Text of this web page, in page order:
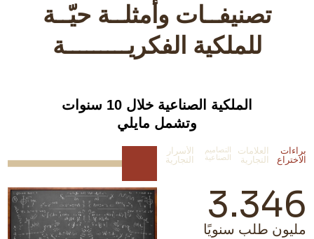
تصنيفــات وأمثلــة حيّــة
للملكية الفكريـــــــــة
الملكية الصناعية خلال 10 سنوات
وتشمل مايلي
براءات
الاختراع
العلامات
التجارية
التصاميم
الصناعية
الأسرار
التجارية
3.346
مليون طلب سنويًا